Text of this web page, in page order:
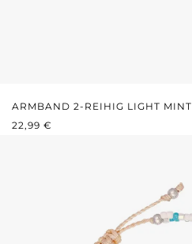
ARMBAND 2-REIHIG LIGHT MINT
REGULÄRER PREIS:
22,99 €